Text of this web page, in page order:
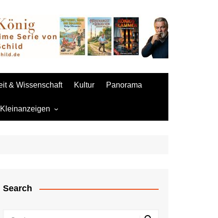
& Wissenschaft Kultur Panorama
Search